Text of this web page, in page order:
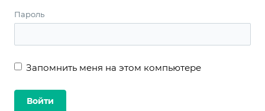
Пароль
Запомнить меня на этом компьютере